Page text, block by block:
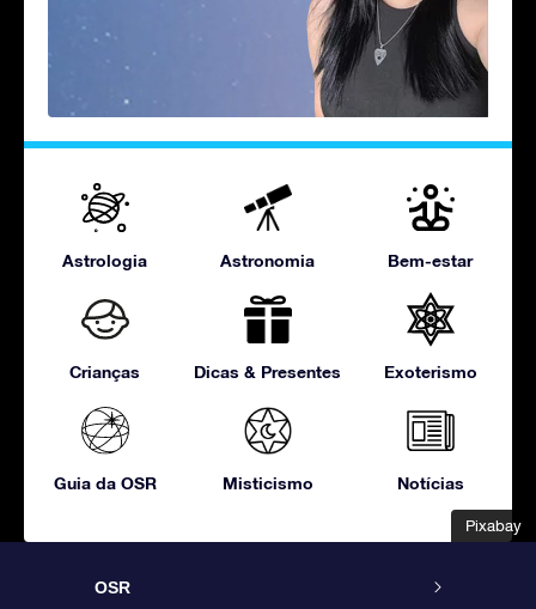
Pixabay
Pixabay
Astrologia Astronomia Bem-estar
Crianças Dicas & Presentes Exoterismo
Guia da OSR Misticismo Notícias
OSR